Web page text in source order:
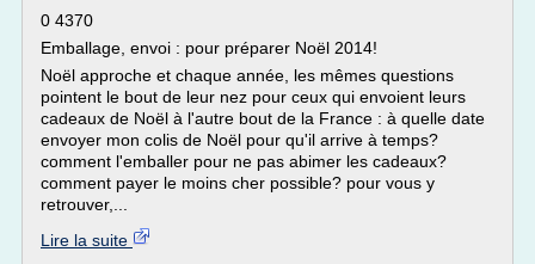
0 4370
Emballage, envoi : pour préparer Noël 2014!
Noël approche et chaque année, les mêmes questions
pointent le bout de leur nez pour ceux qui envoient leurs
cadeaux de Noël à l'autre bout de la France : à quelle date
envoyer mon colis de Noël pour qu'il arrive à temps?
comment l'emballer pour ne pas abimer les cadeaux?
comment payer le moins cher possible? pour vous y
retrouver,...
Lire la suite